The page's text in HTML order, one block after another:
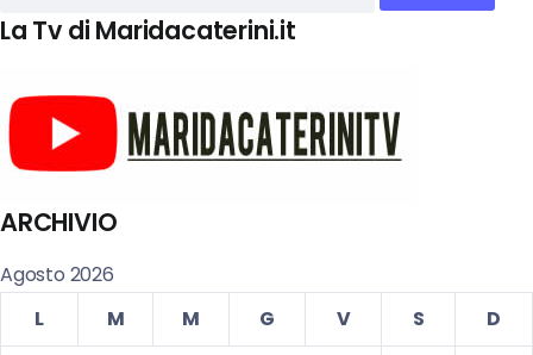
La Tv di Maridacaterini.it
ARCHIVIO
Agosto 2026
L
M M G V S
D